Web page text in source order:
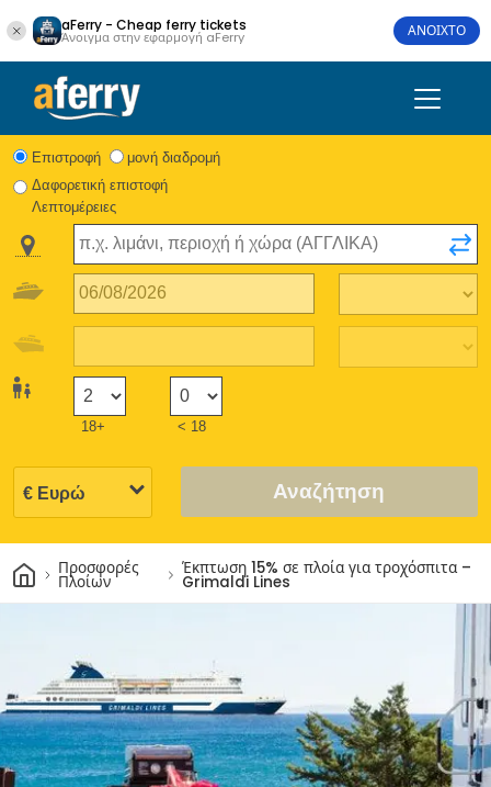
aFerry - Cheap ferry tickets
Άνοιγμα στην εφαρμογή aFerry ΑΝΟΙΧΤΟ
Eπιστροφή
μονή διαδρομή
Δαφορετική επιστοφή
Λεπτομέρειες
18+ < 18
Αναζήτηση
ΣπίτιΠροσφορές
Πλοίων
Έκπτωση 15% σε πλοία για τροχόσπιτα –
Grimaldi Lines